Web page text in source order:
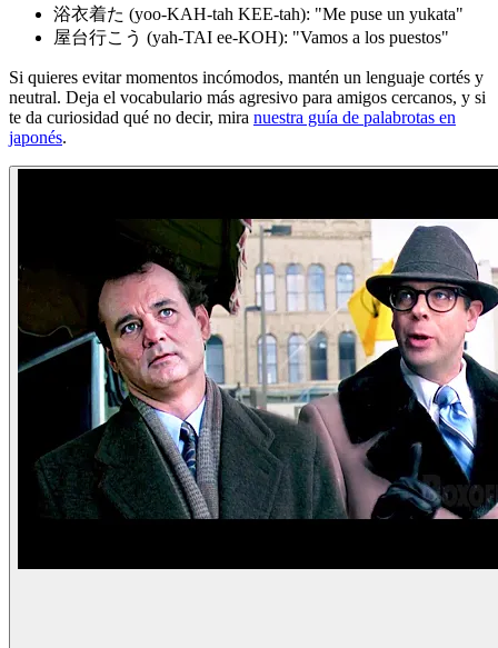
浴衣着た (yoo-KAH-tah KEE-tah): "Me puse un yukata"
屋台行こう (yah-TAI ee-KOH): "Vamos a los puestos"
Si quieres evitar momentos incómodos, mantén un lenguaje cortés y
neutral. Deja el vocabulario más agresivo para amigos cercanos, y si
te da curiosidad qué no decir, mira nuestra guía de palabrotas en
japonés.